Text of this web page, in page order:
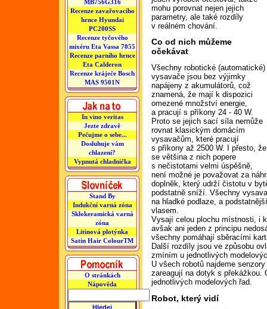
MB756G316
Recenze zavařovacího
hrnce Hyundai
PC200SS
Recenze tyčového
mixéru Eta Vassa 7055
Recenze parního hrnce
Eta Calderon
Recenze kráječe Bosch
MAS 9501N
In vino veritas
Jezte zdravě
Pečujme o sebe...
Dosluhuje vám
chlazení?
Vypnutá chladnička
Stand By
Indukční varná zóna
Sklokeramická varná
zóna
Litinová plotýnka
Satin Hair ColourTM
O stránkách
Nápověda
mohu porovnat nejen jejich
parametry, ale také rozdíly
v reálném chování.
Co od nich můžeme
očekávat
Všechny robotické (automatické)
vysavače jsou bez výjimky
napájeny z akumulátorů, což
znamená, že mají k dispozici
omezené množství energie,
a pracují s příkony 24 - 40 W.
Proto se jejich sací síla nemůže
rovnat klasickým domácím
vysavačům, které pracují
s příkony až 2500 W. I přesto, že
se většina z nich popere
s nečistotami velmi úspěšně,
není možné je považovat za
doplněk, který udrží čistotu v
podstatně sníží. Všechny
na hladké podlaze, a
vlasem.
Vysají celou plochu místnosti, i
avšak ani jeden z principu
všechny pomáhají sběracími
Další rozdíly jsou ve způsobu
zmíním u jednotlivých
U všech robotů najdeme
zareagují na dotyk s
jednotlivých modelových řad.
Robot, který vidí